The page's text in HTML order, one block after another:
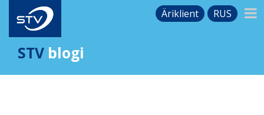
Äriklient RUS
STV blogi